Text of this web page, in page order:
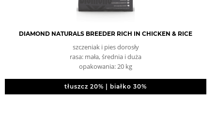
DIAMOND NATURALS BREEDER RICH IN CHICKEN & RICE
szczeniak i pies dorosły
rasa: mała, średnia i duża
opakowania: 20 kg
tłuszcz 20% | białko 30%